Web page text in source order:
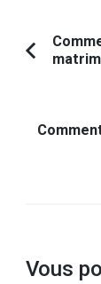
Article
Vous